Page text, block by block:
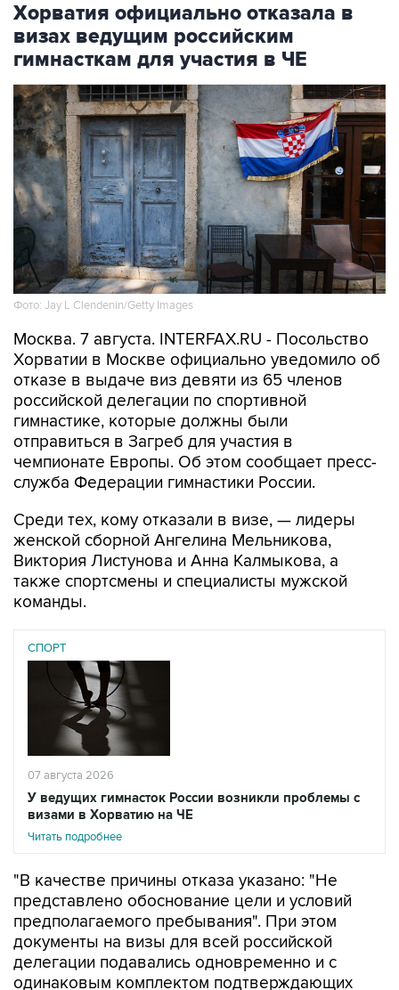
Хорватия официально отказала в
визах ведущим российским
гимнасткам для участия в ЧЕ
Фото: Jay L Clendenin/Getty Images
Москва. 7 августа. INTERFAX.RU - Посольство
Хорватии в Москве официально уведомило об
отказе в выдаче виз девяти из 65 членов
российской делегации по спортивной
гимнастике, которые должны были
отправиться в Загреб для участия в
чемпионате Европы. Об этом сообщает пресс-
служба Федерации гимнастики России.
Среди тех, кому отказали в визе, — лидеры
женской сборной Ангелина Мельникова,
Виктория Листунова и Анна Калмыкова, а
также спортсмены и специалисты мужской
команды.
СПОРТ
07 августа 2026
У ведущих гимнасток России возникли проблемы с
визами в Хорватию на ЧЕ
Читать подробнее
"В качестве причины отказа указано: "Не
представлено обоснование цели и условий
предполагаемого пребывания". При этом
документы на визы для всей российской
делегации подавались одновременно и с
одинаковым комплектом подтверждающих